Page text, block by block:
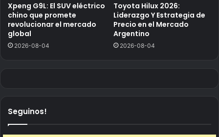
Xpeng G9L: El SUV eléctrico
chino que promete
revolucionar el mercado
global
2026-08-04
Toyota Hilux 2026:
Liderazgo Y Estrategia de
Precio en el Mercado
Argentino
2026-08-04
Seguinos!